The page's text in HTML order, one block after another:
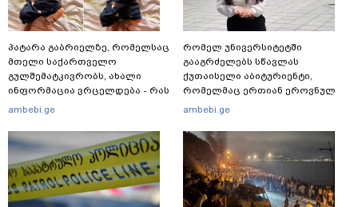
პატარა გაბრიელზე, რომელსაც
მთელი საქართველო
გულშემატკივრობს, ახალი
ინფორმაცია ვრცელდება - რას
წერს ბიჭუნას დედა?
ambebi.ge
რომელ უნივერსიტეტში
გააგრძელებს სწავლას
ქუთაისელი აბიტურიენტი,
რომელმაც ერთიან ეროვნულ
გამოცდებზე, ყველა საგანში
ambebi.ge